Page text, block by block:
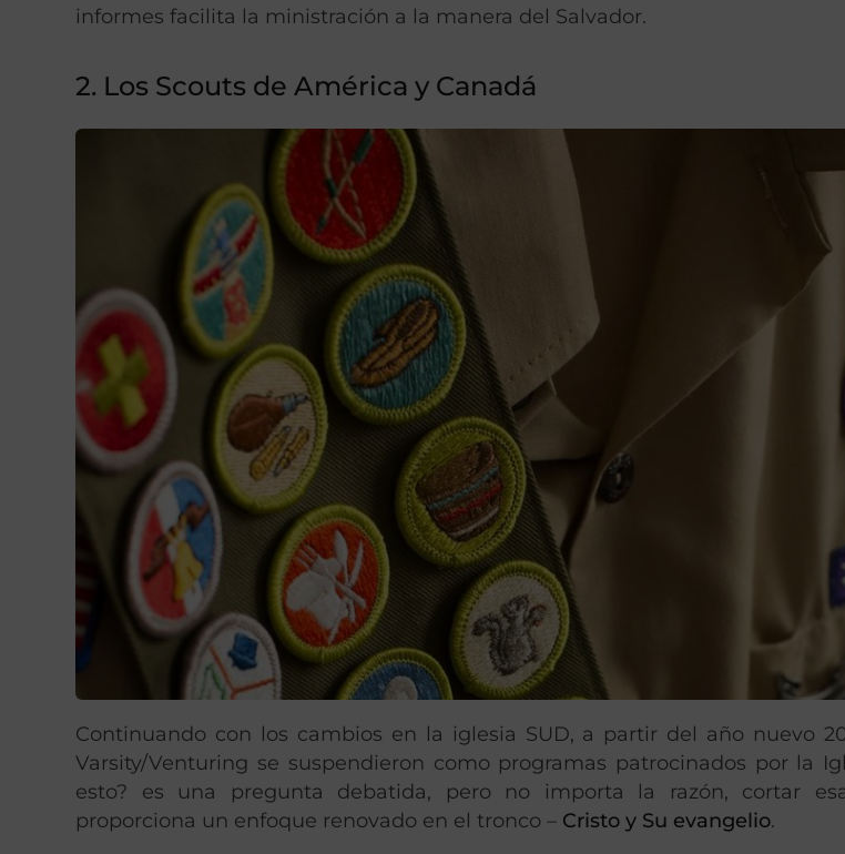
informes facilita la ministración a la manera del Salvador.
2. Los Scouts de América y Canadá
Continuando con los cambios en la iglesia SUD, a partir del año nuevo
Varsity/Venturing se suspendieron como programas patrocinados por la
esto? es una pregunta debatida, pero no importa la razón, cortar
proporciona un enfoque renovado en el tronco – Cristo y Su evangelio.